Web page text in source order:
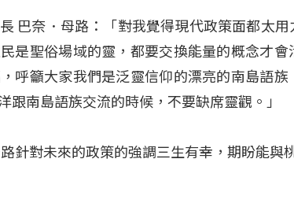
巴奈．母路：「對我覺得現代政策面都太
是聖俗場域的靈，都要交換能量的概念才會
呼籲大家我們是泛靈信仰的漂亮的南島語
跟南島語族交流的時候，不要缺席靈觀。」
針對未來的政策的強調三生有幸，期盼能與